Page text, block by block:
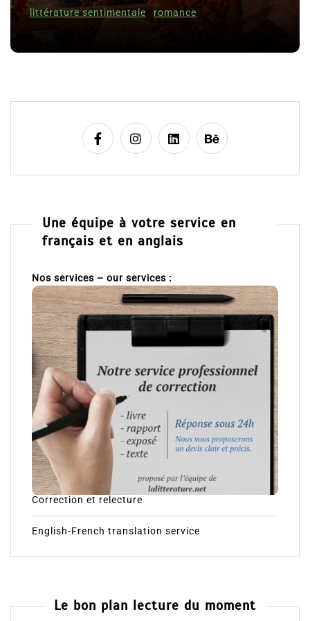
c
e
sentimentale romance
Une équipe à votre service en
français et en anglais
Nos services – our services :
Correction et relecture
English-French translation service
Le bon plan lecture du moment